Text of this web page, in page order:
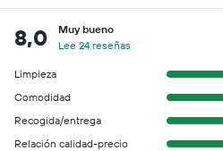
8,0
Muy bueno
Lee 24 reseñas
Limpieza
Comodidad
Recogida/entrega
Relación calidad-precio